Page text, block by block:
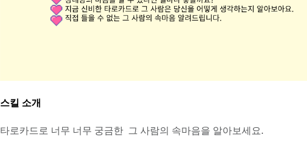
스킬 소개
타로카드로 너무 너무 궁금한  그 사람의 속마음을 알아보세요.